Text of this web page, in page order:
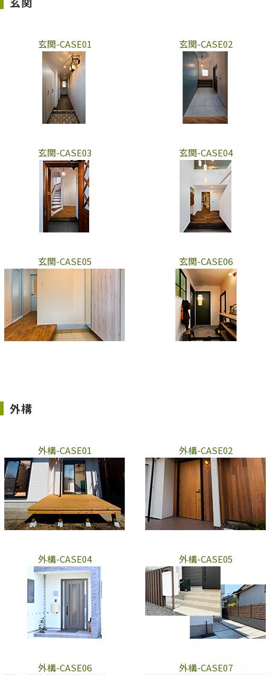
玄関-CASE01 玄関-CASE02
玄関-CASE03 玄関-CASE04
玄関-CASE05 玄関-CASE06
外構
外構-CASE01 外構-CASE02
外構-CASE04 外構-CASE05
外構-CASE06 外構-CASE07